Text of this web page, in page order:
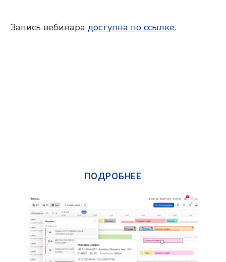
Запись вебинара доступна по ссылке.
Мы готовы оперативно ответить на
вопросы, отправить презентационные